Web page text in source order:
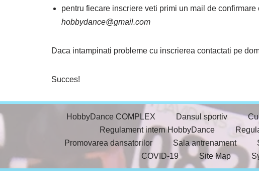
pentru fiecare inscriere veti primi un mail de
hobbydance@gmail.com
Daca intampinati probleme cu inscrierea contactati pe
Succes!
HobbyDance COMPLEX Dansul sportiv
Regulament intern HobbyDance
Promovarea dansatorilor
Sala antrenament
COVID-19
Site Map